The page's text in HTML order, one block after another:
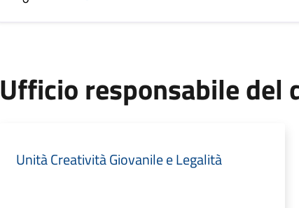
Ufficio responsabile del
Unità Creatività Giovanile e Legalità